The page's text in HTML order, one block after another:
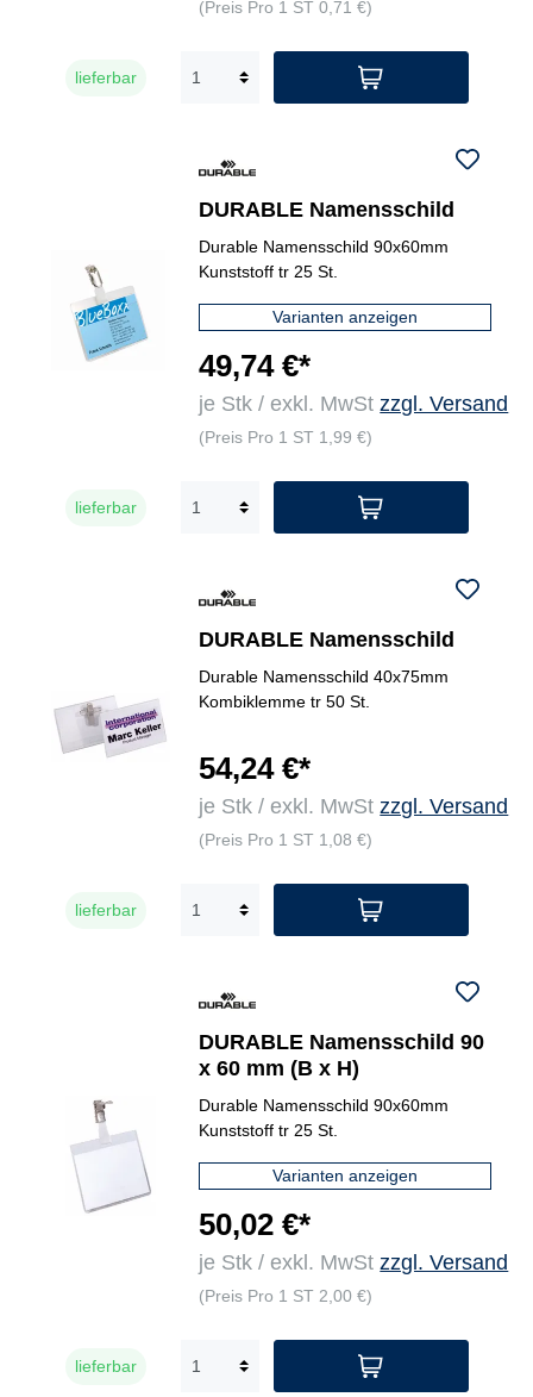
(Preis Pro 1 ST 0,71 €)
lieferbar
DURABLE Namensschild
Durable Namensschild 90x60mm
Kunststoff tr 25 St.
Varianten anzeigen
49,74 €*
je Stk / exkl. MwStzzgl. Versand
(Preis Pro 1 ST 1,99 €)
lieferbar
DURABLE Namensschild
Durable Namensschild 40x75mm
Kombiklemme tr 50 St.
54,24 €*
je Stk / exkl. MwStzzgl. Versand
(Preis Pro 1 ST 1,08 €)
lieferbar
DURABLE Namensschild 90
x 60 mm (B x H)
Durable Namensschild 90x60mm
Kunststoff tr 25 St.
Varianten anzeigen
50,02 €*
je Stk / exkl. MwStzzgl. Versand
(Preis Pro 1 ST 2,00 €)
lieferbar